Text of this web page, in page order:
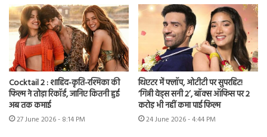
Cocktail 2 : शाहिद-कृति-रश्मिका की
फिल्म ने तोड़ा रिकॉर्ड, जानिए कितनी हुई
अब तक कमाई
27 June 2026 - 8:14 PM
थिएटर में फ्लॉप, ओटीटी पर सुपरहिट!
‘गिन्नी वेड्स सनी 2’, बॉक्स ऑफिस पर 2
करोड़ भी नहीं कमा पाई फिल्म
24 June 2026 - 4:44 PM